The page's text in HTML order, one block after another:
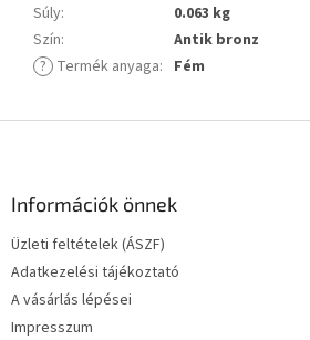
Súly:
0.063 kg
Szín:
Antik bronz
? Termék anyaga: Fém
Információk önnek
Üzleti feltételek (ÁSZF)
Adatkezelési tájékoztató
A vásárlás lépései
Impresszum